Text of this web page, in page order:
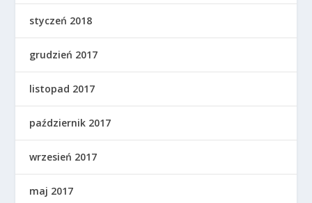
styczeń 2018
grudzień 2017
listopad 2017
październik 2017
wrzesień 2017
maj 2017